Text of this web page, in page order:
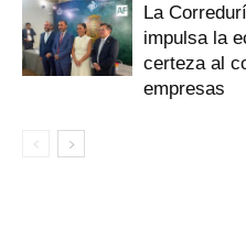
La
impulsa la
certeza al
empresas